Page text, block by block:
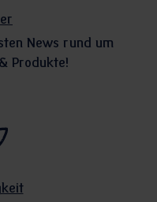
News rund um
Produkte!